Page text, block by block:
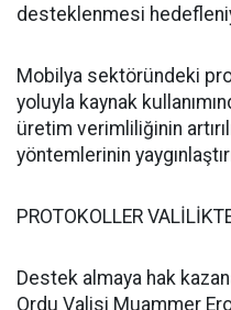
desteklenmesi
Mobilya sektöründeki
yoluyla kaynak
üretim verimliliğinin
yöntemlerinin
PROTOKOLLER
Destek almaya hak
Ordu Valisi Muammer